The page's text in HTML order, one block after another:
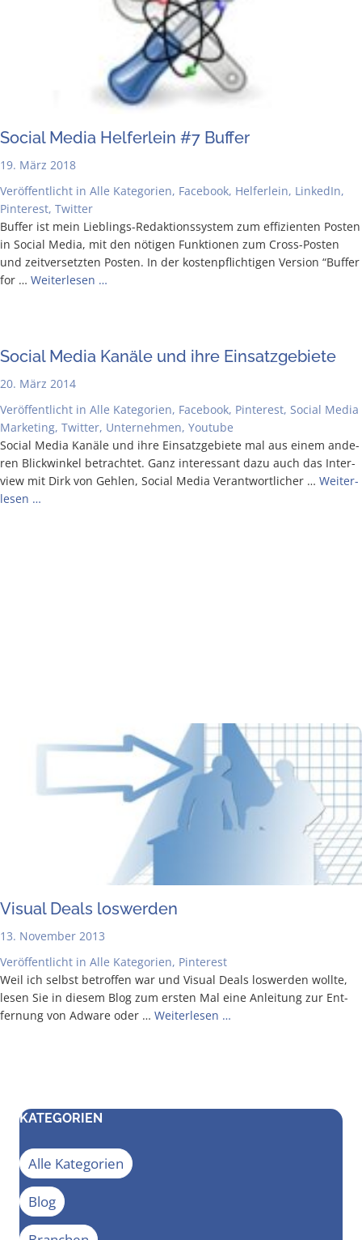
Social Media Hel­fer­lein #7 Buffer
19. März 2018
Veröffentlicht in Alle Kategorien, Facebook, Helferlein, LinkedIn,
Pinterest, Twitter
Buf­fer ist mein Lie­b­­lings-Redak­­ti­ons­­sys­­tem zum effi­zi­en­ten Pos­ten
in Social Media, mit den nöti­gen Funk­tio­nen zum Cross-Pos­­ten
und zeit­ver­setz­ten Pos­ten. In der kos­ten­pflich­ti­gen Ver­si­on “Buf­fer
for … Wei­ter­le­sen …
Social Media Kanä­le und ihre Einsatzgebiete
20. März 2014
Veröffentlicht in Alle Kategorien, Facebook, Pinterest, Social Media
Marketing, Twitter, Unternehmen, Youtube
Social Media Kanä­le und ihre Ein­satz­ge­bie­te mal aus einem ande­
ren Blick­win­kel betrach­tet. Ganz inter­es­sant dazu auch das Inter­
view mit Dirk von Geh­len, Social Media Ver­ant­wort­li­cher … Wei­ter­
le­sen …
Visu­al Deals loswerden
13. November 2013
Veröffentlicht in Alle Kategorien, Pinterest
Weil ich selbst betrof­fen war und Visu­al Deals los­wer­den woll­te,
lesen Sie in die­sem Blog zum ers­ten Mal eine Anlei­tung zur Ent­
fer­nung von Adware oder … Wei­ter­le­sen …
KATEGORIEN
Alle Kategorien
Blog